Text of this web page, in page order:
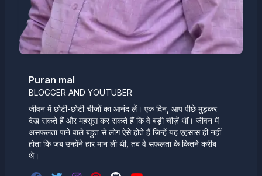
Puran mal
BLOGGER AND YOUTUBER
जीवन में छोटी-छोटी चीज़ों का आनंद लें। एक दिन, आप पीछे मुड़कर
देख सकते हैं और महसूस कर सकते हैं कि वे बड़ी चीज़ें थीं। जीवन में
असफलता पाने वाले बहुत से लोग ऐसे होते हैं जिन्हें यह एहसास ही नहीं
होता कि जब उन्होंने हार मान ली थी, तब वे सफलता के कितने करीब
थे।